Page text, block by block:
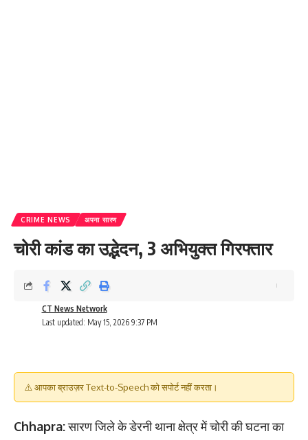
CRIME NEWS अपना सारण
चोरी कांड का उद्भेदन, 3 अभियुक्त गिरफ्तार
Last updated: May 15, 2026 9:37 PM
CT News Network
⚠️ आपका ब्राउज़र Text-to-Speech को सपोर्ट नहीं करता।
Chhapra:सारण जिले के डेरनी थाना क्षेत्र में चोरी की घटना का